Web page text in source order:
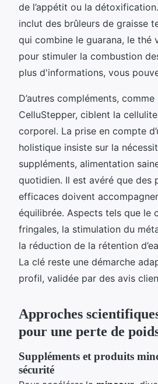
de l’appétit ou la
inclut des brûleurs de graisse
qui combine le guarana, le thé
pour stimuler la combustion
plus d'informations, vous
D’autres compléments,
CelluStepper, ciblent la
corporel. La prise en compte
holistique insiste sur la
suppléments, alimentation
quotidien. Il est avéré que des
efficaces doivent
équilibrée. Aspects tels que le
fringales, la stimulation du
la réduction de la rétention
La clé reste une démarche
profil, validée par des avis
Approches
pour une perte de
Suppléments et produits
sécurité